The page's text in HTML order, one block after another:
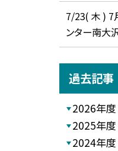
7/23( 木 ) 7
ンター南大
過去記事
2026年度
2025年度
2024年度